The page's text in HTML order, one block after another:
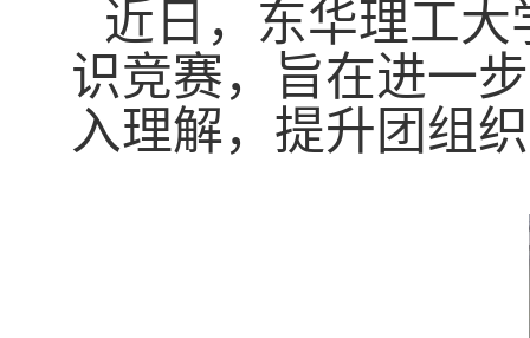
近日，东华理工
识竞赛，旨在进一
入理解，提升团组